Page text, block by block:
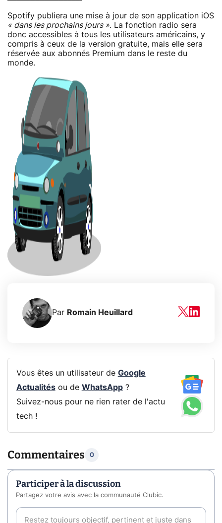
Spotify publiera une mise à jour de son application iOS
« dans les prochains jours ». La fonction radio sera
donc accessibles à tous les utilisateurs américains, y
compris à ceux de la version gratuite, mais elle sera
réservée aux abonnés Premium dans le reste du
monde.
Par Romain Heuillard
Vous êtes un utilisateur de Google
Actualitésou de WhatsApp?
Suivez-nous pour ne rien rater de l'actu
tech !
Commentaires 0
Participer à la discussion
Partagez votre avis avec la communauté Clubic.